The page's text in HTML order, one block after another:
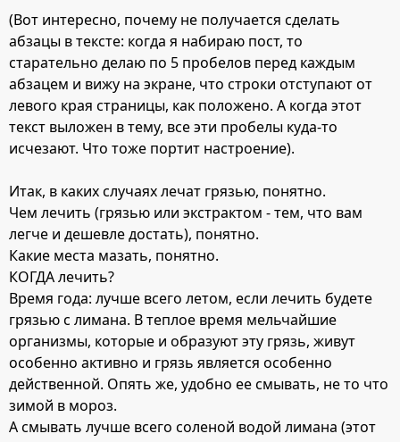
(Вот интересно, почему не получается сделать
абзацы в тексте: когда я набираю пост, то
старательно делаю по 5 пробелов перед каждым
абзацем и вижу на экране, что строки отступают от
левого края страницы, как положено. А когда этот
текст выложен в тему, все эти пробелы куда-то
исчезают. Что тоже портит настроение).
Итак, в каких случаях лечат грязью, понятно.
Чем лечить (грязью или экстрактом - тем, что вам
легче и дешевле достать), понятно.
Какие места мазать, понятно.
КОГДА лечить?
Время года: лучше всего летом, если лечить будете
грязью с лимана. В теплое время мельчайшие
организмы, которые и образуют эту грязь, живут
особенно активно и грязь является особенно
действенной. Опять же, удобно ее смывать, не то что
зимой в мороз.
А смывать лучше всего соленой водой лимана (этот